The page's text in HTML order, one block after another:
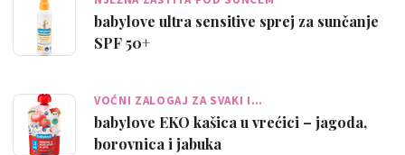
babylove ultra sensitive sprej za sunčanje
SPF 50+
VOĆNI ZALOGAJ ZA SVAKI I…
babylove EKO kašica u vrećici – jagoda,
borovnica i jabuka